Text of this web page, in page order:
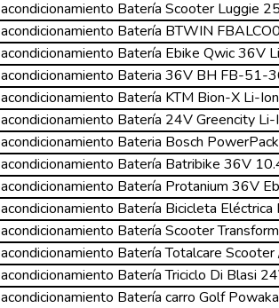
Batería Scooter Luggie
Batería BTWIN
Batería Ebike Qwic 36V
Bateria 36V BH FB-
Batería KTM Bion-X Li-
Batería 24V Greencity
Bateria Bosch
Batería Batribike 36V
Batería Protanium 36V
Batería Bicicleta
Batería Scooter
Batería Totalcare
Batería Triciclo Di Blasi
Batería carro Golf